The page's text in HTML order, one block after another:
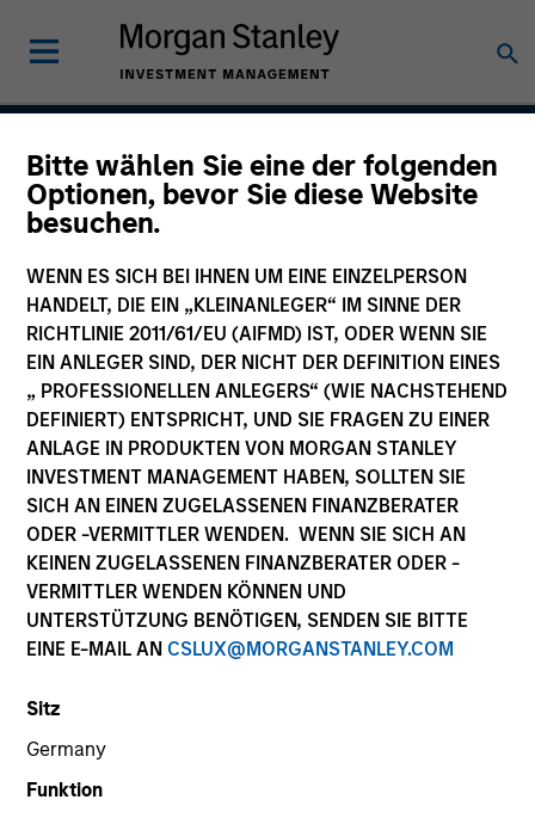
Bitte wählen Sie eine der folgenden
Optionen, bevor Sie diese Website
besuchen.
WENN ES SICH BEI IHNEN UM EINE EINZELPERSON
HANDELT, DIE EIN „KLEINANLEGER“ IM SINNE DER
RICHTLINIE 2011/61/EU (AIFMD) IST, ODER WENN SIE
EIN ANLEGER SIND, DER NICHT DER DEFINITION EINES
„ PROFESSIONELLEN ANLEGERS“ (WIE NACHSTEHEND
DEFINIERT) ENTSPRICHT, UND SIE FRAGEN ZU EINER
ANLAGE IN PRODUKTEN VON MORGAN STANLEY
INVESTMENT MANAGEMENT HABEN, SOLLTEN SIE
SICH AN EINEN ZUGELASSENEN FINANZBERATER
ODER -VERMITTLER WENDEN. WENN SIE SICH AN
KEINEN ZUGELASSENEN FINANZBERATER ODER -
VERMITTLER WENDEN KÖNNEN UND
UNTERSTÜTZUNG BENÖTIGEN, SENDEN SIE BITTE
EINE E-MAIL AN CSLUX@MORGANSTANLEY.COM
Sitz
Germany
Funktion
American Resilience
Strategy
Strategy Inception
May 2022
Asset Class
US Equity
Quick Facts
Benchmark
S&P 500
Related Product